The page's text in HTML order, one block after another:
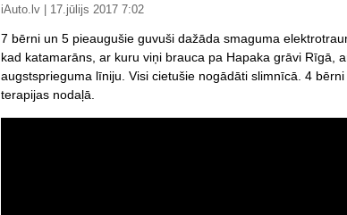
iAuto.lv | 17.jūlijs 2017 7:02
7 bērni un 5 pieaugušie guvuši dažāda smaguma
kad katamarāns, ar kuru viņi brauca pa Hapaka grāvi Rīgā,
augstsprieguma līniju. Visi cietušie nogādāti slimnīcā. 4
terapijas nodaļā.